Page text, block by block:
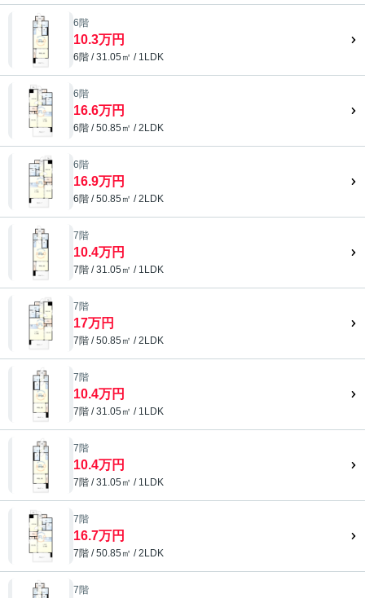
6階
10.3万円
6階 / 31.05㎡ / 1LDK
6階
16.6万円
6階 / 50.85㎡ / 2LDK
6階
16.9万円
6階 / 50.85㎡ / 2LDK
7階
10.4万円
7階 / 31.05㎡ / 1LDK
7階
17万円
7階 / 50.85㎡ / 2LDK
7階
10.4万円
7階 / 31.05㎡ / 1LDK
7階
10.4万円
7階 / 31.05㎡ / 1LDK
7階
16.7万円
7階 / 50.85㎡ / 2LDK
7階